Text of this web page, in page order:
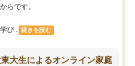
らです。
び... 続きを読む
大生によるオンライン家庭